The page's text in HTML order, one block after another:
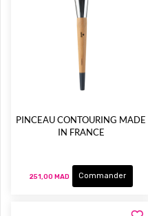
PINCEAU CONTOURING MADE
IN FRANCE
251,00 MAD Commander